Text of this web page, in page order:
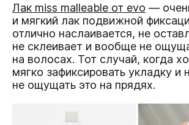
Лак miss malleable от evo —
и мягкий лак подвижной
отлично наслаивается, не
не склеивает и вообще не
на волосах. Тот случай, когда
мягко зафиксировать укладку и
не ощущать это на прядях.